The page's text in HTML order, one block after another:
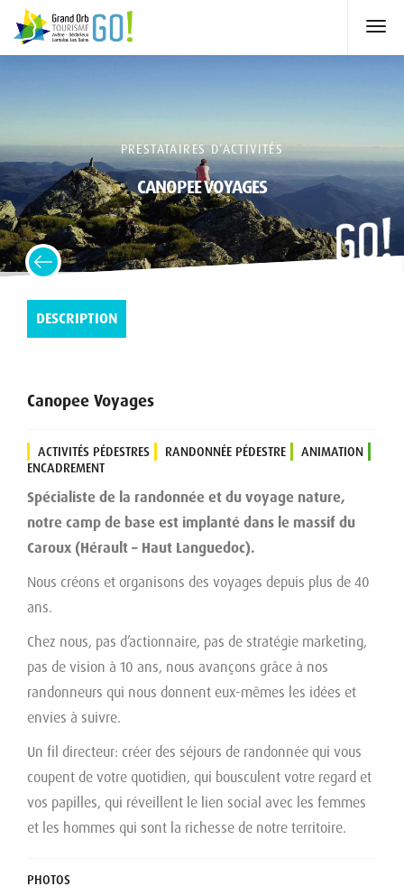
PRESTATAIRES D’ACTIVITÉS
CANOPEE VOYAGES
DESCRIPTION
Canopee Voyages
ACTIVITÉS PÉDESTRES RANDONNÉE PÉDESTRE
ANIMATION
ENCADREMENT
Spécialiste de la randonnée et du voyage nature,
notre camp de base est implanté dans le massif du
Caroux (Hérault – Haut Languedoc).
Nous créons et organisons des voyages depuis plus de 40
ans.
Chez nous, pas d’actionnaire, pas de stratégie marketing,
pas de vision à 10 ans, nous avançons grâce à nos
randonneurs qui nous donnent eux-mêmes les idées et
envies à suivre.
Un fil directeur: créer des séjours de randonnée qui vous
coupent de votre quotidien, qui bousculent votre regard et
vos papilles, qui réveillent le lien social avec les femmes
et les hommes qui sont la richesse de notre territoire.
PHOTOS